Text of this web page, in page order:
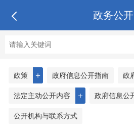
政务公开
＋
政策 政府信息公开指南 政
＋
法定主动公开内容 政府信息公
公开机构与联系方式